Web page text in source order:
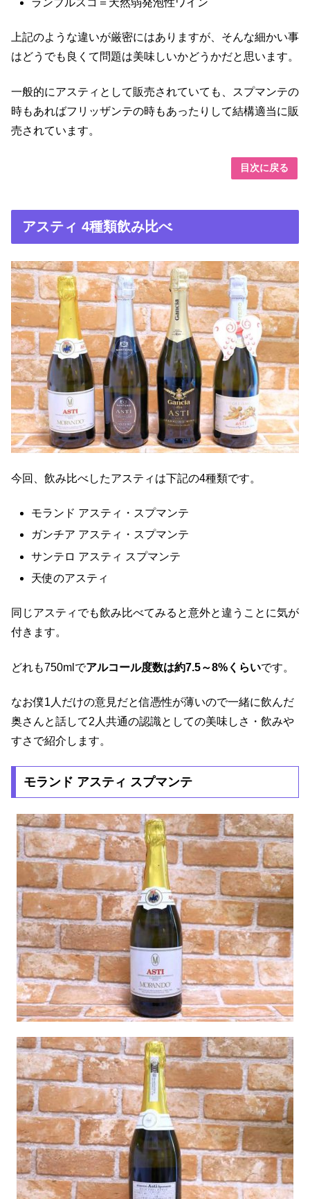
上記のような違いが厳密にはありますが、そんな細かい事
はどうでも良くて問題は美味しいかどうかだと思います。
一般的にアスティとして販売されていても、スプマンテの
時もあればフリッザンテの時もあったりして結構適当に販
売されています。
目次に戻る
アスティ 4種類飲み比べ
今回、飲み比べしたアスティは下記の4種類です。
モランド アスティ・スプマンテ
ガンチア アスティ・スプマンテ
サンテロ アスティ スプマンテ
天使のアスティ
同じアスティでも飲み比べてみると意外と違うことに気が
付きます。
どれも750mlでアルコール度数は約7.5～8%くらいです。
なお僕1人だけの意見だと信憑性が薄いので一緒に飲んだ
奥さんと話して2人共通の認識としての美味しさ・飲みや
すさで紹介します。
モランド アスティ スプマンテ